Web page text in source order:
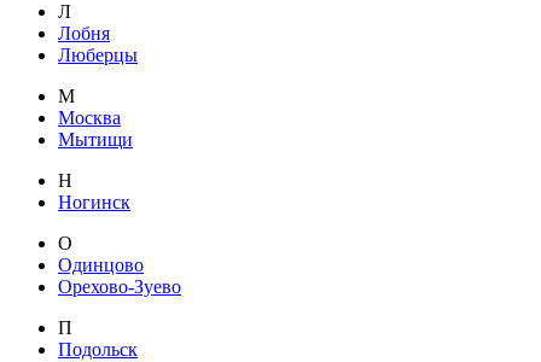
Л
Лобня
Люберцы
М
Москва
Мытищи
Н
Ногинск
О
Одинцово
Орехово-Зуево
П
Подольск